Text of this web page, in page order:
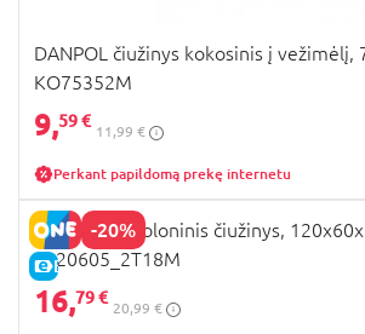
DANPOL čiužinys kokosinis į vežimėlį,
KO75352M
9,59 €
11,99 €
Perkant papildomą prekę internetu
-20%
E-KAINA
DANPOL poroloninis čiužinys,
P120605_2T18M
16,79 €
20,99 €